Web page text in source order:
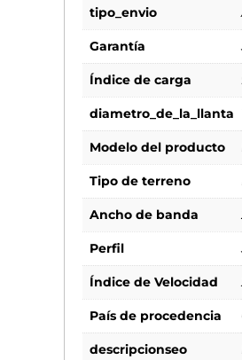
tipo_envio
Garantía
Índice de carga
diametro_de_la_llanta
Modelo del producto
Tipo de terreno
Ancho de banda
Perfil
Índice de Velocidad
País de procedencia
descripcionseo